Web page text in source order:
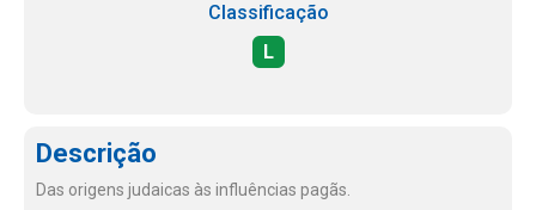
Classificação
L
Descrição
Das origens judaicas às influências pagãs.